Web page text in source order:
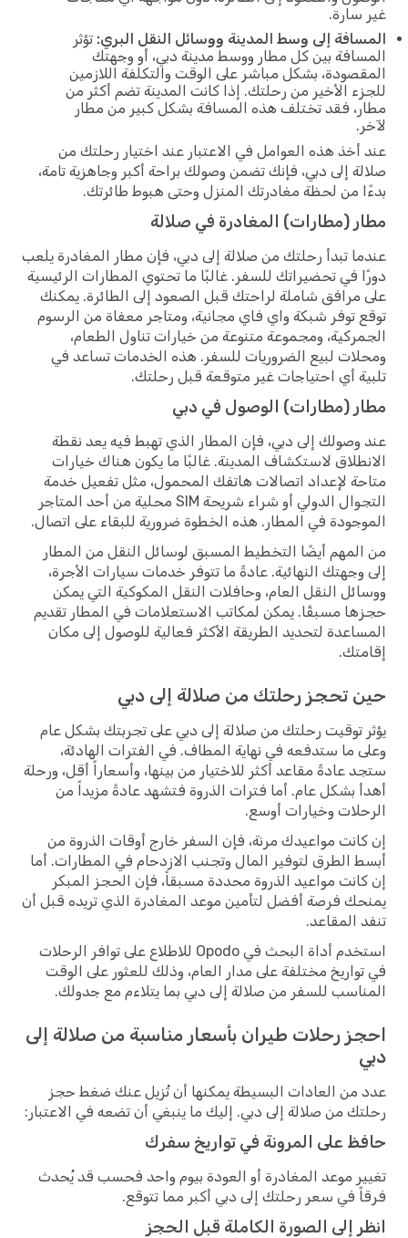
سارة.
إلى وسط المدينة ووسائل النقل البري: تؤثر
بين كل مطار ووسط مدينة دبي، أو وجهتك
بشكل مباشر على الوقت والتكلفة اللازمين
الأخير من رحلتك. إذا كانت المدينة تضم أكثر من
فقد تختلف هذه المسافة بشكل كبير من مطار
هذه العوامل في الاعتبار عند اختيار رحلتك من
إلى دبي، فإنك تضمن وصولك براحة أكبر وجاهزية تامة،
من لحظة مغادرتك المنزل وحتى هبوط طائرتك.
(مطارات) المغادرة في صلالة
تبدأ رحلتك من صلالة إلى دبي، فإن مطار المغادرة يلعب
في تحضيراتك للسفر. غالبًا ما تحتوي المطارات الرئيسية
مرافق شاملة لراحتك قبل الصعود إلى الطائرة. يمكنك
توفر شبكة واي فاي مجانية، ومتاجر معفاة من الرسوم
ومجموعة متنوعة من خيارات تناول الطعام،
لبيع الضروريات للسفر. هذه الخدمات تساعد في
أي احتياجات غير متوقعة قبل رحلتك.
(مطارات) الوصول في دبي
إلى دبي، فإن المطار الذي تهبط فيه يعد نقطة
لاستكشاف المدينة. غالبًا ما يكون هناك خيارات
لإعداد اتصالات هاتفك المحمول، مثل تفعيل خدمة
التجوال الدولي أو شراء شريحة SIM محلية من أحد المتاجر
في المطار. هذه الخطوة ضرورية للبقاء على اتصال.
أيضًا التخطيط المسبق لوسائل النقل من المطار
النهائية. عادةً ما تتوفر خدمات سيارات الأجرة،
النقل العام، وحافلات النقل المكوكية التي يمكن
مسبقًا. يمكن لمكاتب الاستعلامات في المطار تقديم
لتحديد الطريقة الأكثر فعالية للوصول إلى مكان
تحجز رحلتك من صلالة إلى دبي
توقيت رحلتك من صلالة إلى دبي على تجربتك بشكل عام
ما ستدفعه في نهاية المطاف. في الفترات الهادئة،
عادةً مقاعد أكثر للاختيار من بينها، وأسعاراً أقل، ورحلة
بشكل عام. أما فترات الذروة فتشهد عادةً مزيداً من
وخيارات أوسع.
مواعيدك مرنة، فإن السفر خارج أوقات الذروة من
الطرق لتوفير المال وتجنب الازدحام في المطارات. أما
مواعيد الذروة محددة مسبقاً، فإن الحجز المبكر
فرصة أفضل لتأمين موعد المغادرة الذي تريده قبل أن
المقاعد.
استخدم أداة البحث في Opodo للاطلاع على توافر الرحلات
مختلفة على مدار العام، وذلك للعثور على الوقت
للسفر من صلالة إلى دبي بما يتلاءم مع جدولك.
رحلات طيران بأسعار مناسبة من صلالة إلى
من العادات البسيطة يمكنها أن تُزيل عنك ضغط حجز
من صلالة إلى دبي. إليك ما ينبغي أن تضعه في الاعتبار:
على المرونة في تواريخ سفرك
موعد المغادرة أو العودة بيوم واحد فحسب قد يُحدث
في سعر رحلتك إلى دبي أكبر مما تتوقع.
إلى الصورة الكاملة قبل الحجز